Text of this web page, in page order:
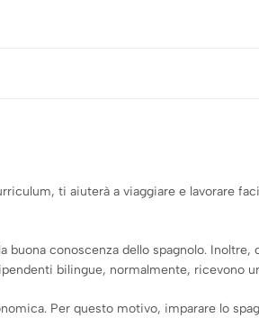
ti aiuterà a viaggiare e lavorare
conoscenza dello spagnolo.
bilingue, normalmente, ricevono
Per questo motivo, imparare lo